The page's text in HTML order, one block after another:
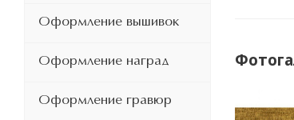
Оформление вышивок
Оформление наград
Оформление гравюр